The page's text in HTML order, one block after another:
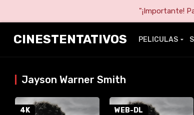
"¡Importante!
CINESTENTATIVOS PELICULAS
Jayson Warner Smith
4K WEB-DL